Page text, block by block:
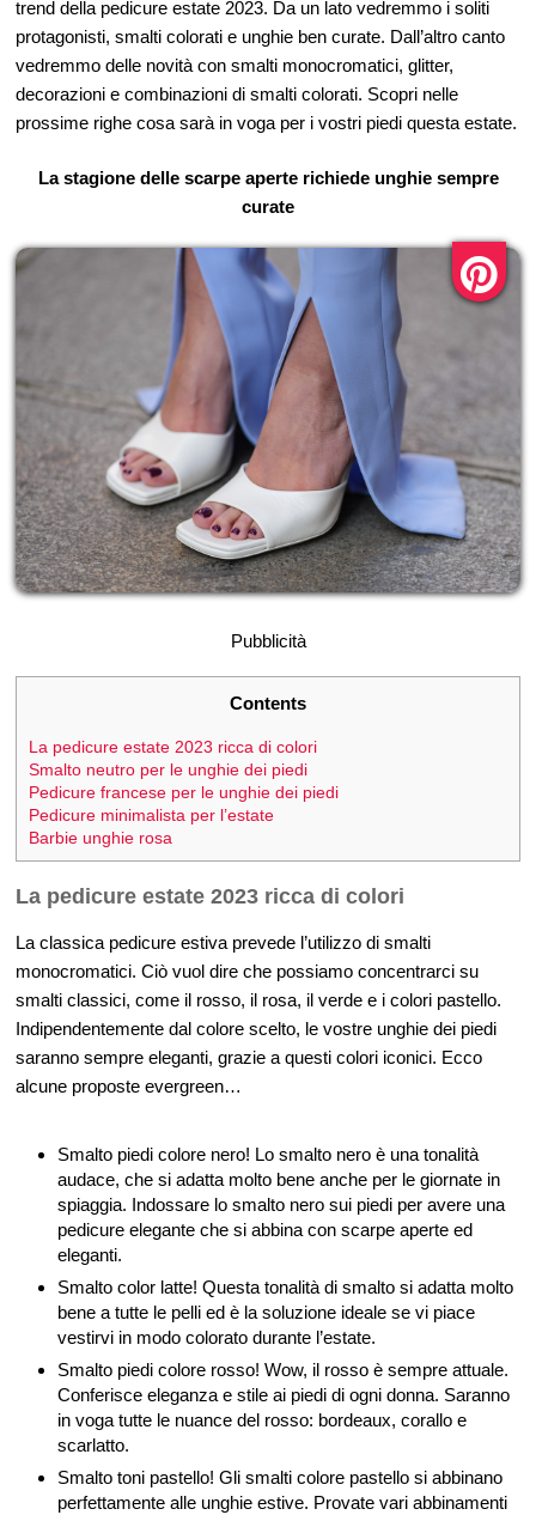
trend della pedicure estate 2023. Da un lato vedremmo i soliti
protagonisti, smalti colorati e unghie ben curate. Dall’altro canto
vedremmo delle novità con smalti monocromatici, glitter,
decorazioni e combinazioni di smalti colorati. Scopri nelle
prossime righe cosa sarà in voga per i vostri piedi questa estate.
La stagione delle scarpe aperte richiede unghie sempre
curate
Pubblicità
Contents
La pedicure estate 2023 ricca di colori
Smalto neutro per le unghie dei piedi
Pedicure francese per le unghie dei piedi
Pedicure minimalista per l’estate
Barbie unghie rosa
La pedicure estate 2023 ricca di colori
La classica pedicure estiva prevede l’utilizzo di smalti
monocromatici. Ciò vuol dire che possiamo concentrarci su
smalti classici, come il rosso, il rosa, il verde e i colori pastello.
Indipendentemente dal colore scelto, le vostre unghie dei piedi
saranno sempre eleganti, grazie a questi colori iconici. Ecco
alcune proposte evergreen…
Smalto piedi colore nero! Lo smalto nero è una tonalità
audace, che si adatta molto bene anche per le giornate in
spiaggia. Indossare lo smalto nero sui piedi per avere una
pedicure elegante che si abbina con scarpe aperte ed
eleganti.
Smalto color latte! Questa tonalità di smalto si adatta molto
bene a tutte le pelli ed è la soluzione ideale se vi piace
vestirvi in modo colorato durante l’estate.
Smalto piedi colore rosso! Wow, il rosso è sempre attuale.
Conferisce eleganza e stile ai piedi di ogni donna. Saranno
in voga tutte le nuance del rosso: bordeaux, corallo e
scarlatto.
Smalto toni pastello! Gli smalti colore pastello si abbinano
perfettamente alle unghie estive. Provate vari abbinamenti